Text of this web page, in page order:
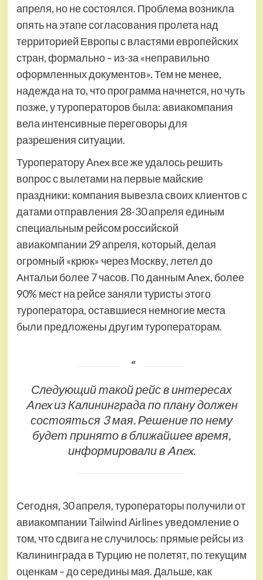
апреля, но не состоялся. Проблема возникла
опять на этапе согласования пролета над
территорией Европы с властями европейских
стран, формально – из-за «неправильно
оформленных документов». Тем не менее,
надежда на то, что программа начнется, но чуть
позже, у туроператоров была: авиакомпания
вела интенсивные переговоры для
разрешения ситуации.
Туроператору Anex все же удалось решить
вопрос с вылетами на первые майские
праздники: компания вывезла своих клиентов с
датами отправления 28-30 апреля единым
специальным рейсом российской
авиакомпании 29 апреля, который, делая
огромный «крюк» через Москву, летел до
Антальи более 7 часов. По данным Anex, более
90% мест на рейсе заняли туристы этого
туроператора, оставшиеся немногие места
были предложены другим туроператорам.
Следующий такой рейс в интересах
Anex из Калининграда по плану должен
состояться 3 мая. Решение по нему
будет принято в ближайшее время,
информировали в Anex.
Сегодня, 30 апреля, туроператоры получили от
авиакомпании Tailwind Airlines уведомление о
том, что сдвига не случилось: прямые рейсы из
Калининграда в Турцию не полетят, по текущим
оценкам – до середины мая. Дальше, как